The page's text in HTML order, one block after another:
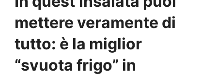
mettere veramente di
tutto: è la miglior
“svuota frigo” in